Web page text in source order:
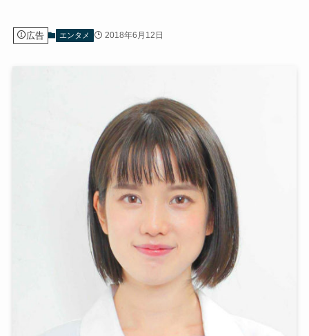
広告 エンタメ 2018年6月12日